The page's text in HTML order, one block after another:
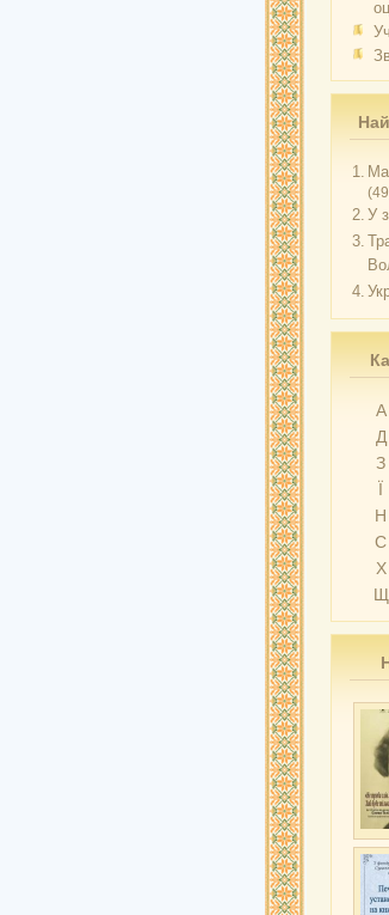
1.
2. У
3.
4.
А
Д
З
Ї
Н
С
Х
Щ